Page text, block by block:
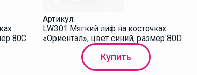
80C
Артикул:
LW301 Мягкий лиф на косточках
«Ориентал», цвет синий, размер 80D
Купить